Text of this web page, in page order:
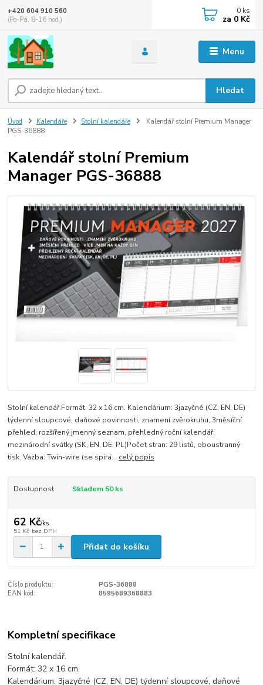
Menu
Hledat
+420 604 910 560
(Po-Pá, 8-16 hod.)
0 ks
za 0 Kč
Úvod Kalendáře Stolní kalendáře
Kalendář stolní Premium Manager
PGS-36888
Kalendář stolní Premium
Manager PGS-36888
Stolní kalendář.Formát: 32 x 16 cm. Kalendárium: 3jazyčné (CZ, EN, DE)
týdenní sloupcové, daňové povinnosti, znamení zvěrokruhu, 3měsíční
přehled, rozšířený jmenný seznam, přehledný roční kalendář,
mezinárodní svátky (SK, EN, DE, PL)Počet stran: 29 listů, oboustranný
tisk. Vazba: Twin-wire (se spirá... celý popis
Dostupnost Skladem 50 ks
62 Kč/ks
51 Kč bez DPH
Přidat do košíku
Číslo produktu:
PGS-36888
EAN kód:
8595689368883
Kompletní specifikace
Stolní kalendář.
Formát: 32 x 16 cm.
Kalendárium: 3jazyčné (CZ, EN, DE) týdenní sloupcové, daňové